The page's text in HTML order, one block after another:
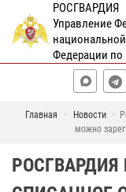
РОСГВАРДИЯ
Управление
Федерации по
Главная Новости
можно